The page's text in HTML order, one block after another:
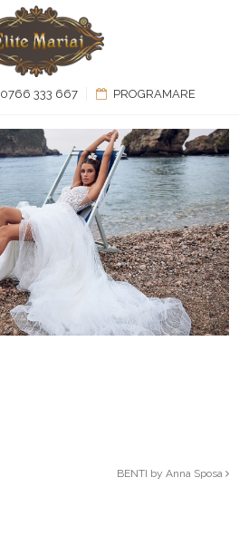
0766 333 667 PROGRAMARE
BENTI by Anna Sposa